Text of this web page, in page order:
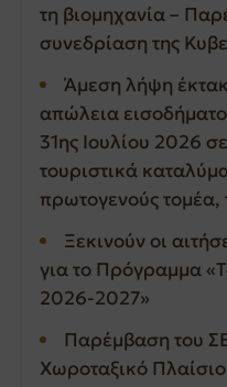
τη βιομηχανία –
συνεδρίαση της
Άμεση λήψη
απώλεια
31ης Ιουλίου 2026
τουριστικά
πρωτογενούς
Ξεκινούν οι
για το Πρόγραμμα
2026-2027»
Παρέμβαση του
Χωροταξικό